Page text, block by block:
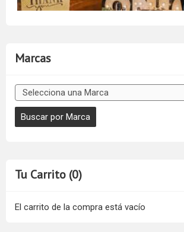
Marcas
Tu Carrito (0)
El carrito de la compra está vacío